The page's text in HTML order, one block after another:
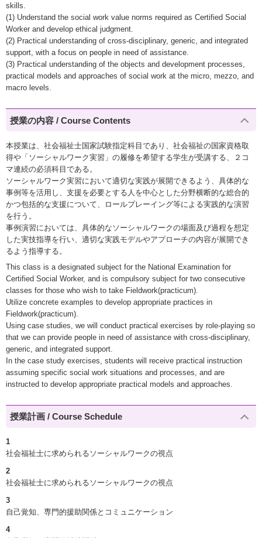
skills.
(1) Understand the social work value norms required as Certified Social
Worker and develop ethical judgment.
(2) Practical understanding of cross-disciplinary, generic, and integrated
support, with a focus on people in need of assistance.
(3) Practical understanding of the objects and development processes,
practical models and approaches of social work at the micro, mezzo, and
macro levels.
授業の内容 / Course Contents
本授業は、社会福祉士国家試験指定科目であり、社会福祉の国家資格取
得や「ソーシャルワーク実習」の履修を希望する学生が受講する、２コ
マ連続の必須科目である。
ソーシャルワーク実習において適切な実践が展開できるよう、具体的な
事例等を活用し、支援を必要とする人を中心とした分野横断的な総合的
かつ包括的な支援について、ロールプレーイング等による実践的な演習
を行う。
事例演習においては、具体的なソーシャルワークの場面及び過程を想定
した実技指導を行い、適切な実践モデルやアプローチの内容が展開でき
るよう指導する。
This class is a designated subject for the National Examination for
Certified Social Worker, and is compulsory subject for two consecutive
classes for those who wish to take Fieldwork(practicum).
Utilize concrete examples to develop appropriate practices in
Fieldwork(practicum).
Using case studies, we will conduct practical exercises by role-playing so
that we can provide people in need of assistance with cross-disciplinary,
generic, and integrated support.
In the case study exercises, students will receive practical instruction
assuming specific social work situations and processes, and are
instructed to develop appropriate practical models and approaches.
授業計画 / Course Schedule
1
社会福祉士に求められるソーシャルワークの視点
2
社会福祉士に求められるソーシャルワークの視点
3
自己覚知、専門的援助関係とコミュニケーション
4